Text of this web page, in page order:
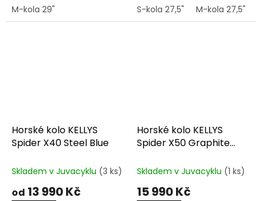
M-kola 29" S-kola 27,5" M-kola 27,5"
Horské kolo KELLYS
Spider X40 Steel Blue
Skladem v Juvacyklu (3 ks)
od 13 990 Kč
Horské kolo KELLYS
Spider X50 Graphite
Skladem v Juvacyklu (1 ks)
15 990 Kč